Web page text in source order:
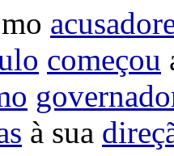
começou
à sua